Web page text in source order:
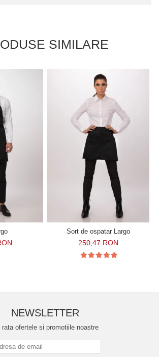
SIMILARE
Sort de ospatar Largo
250,47 RON
NEWSLETTER
rata ofertele si promotiile noastre